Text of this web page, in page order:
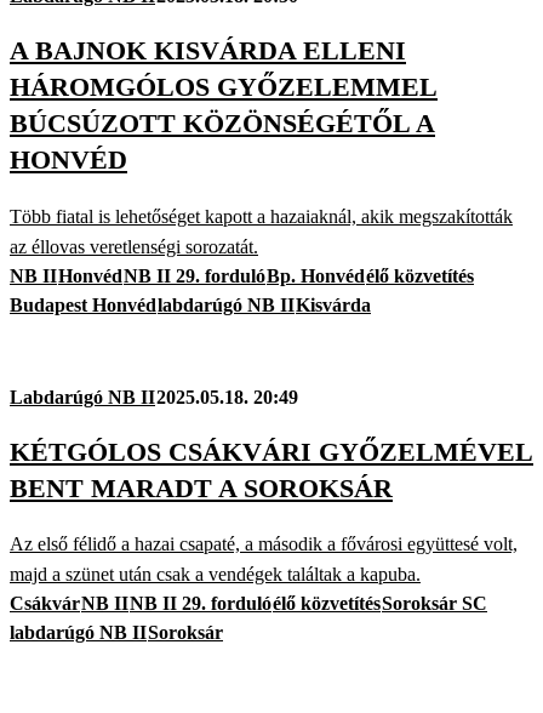
A BAJNOK KISVÁRDA ELLENI
HÁROMGÓLOS GYŐZELEMMEL
BÚCSÚZOTT KÖZÖNSÉGÉTŐL A
HONVÉD
Több fiatal is lehetőséget kapott a hazaiaknál, akik megszakították
az éllovas veretlenségi sorozatát.
NB IIHonvédNB II 29. fordulóBp. Honvédélő közvetítés
Budapest Honvédlabdarúgó NB IIKisvárda
Labdarúgó NB II2025.05.18. 20:49
KÉTGÓLOS CSÁKVÁRI GYŐZELMÉVEL
BENT MARADT A SOROKSÁR
Az első félidő a hazai csapaté, a második a fővárosi együttesé volt,
majd a szünet után csak a vendégek találtak a kapuba.
CsákvárNB IINB II 29. fordulóélő közvetítésSoroksár SC
labdarúgó NB IISoroksár